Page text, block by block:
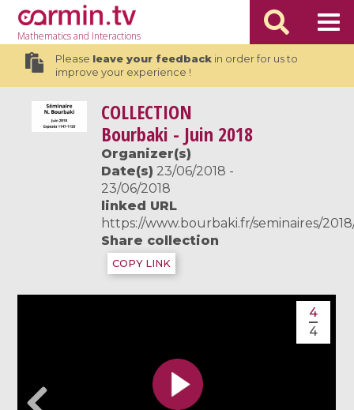
Mathematicsand Interactions
Please leave your feedbackin order for us to
improve your experience !
COLLECTION
Bourbaki - Juin 2018
Organizer(s)
Date(s) 23/06/2018 -
23/06/2018
linked URL
https://www.bourbaki.fr/seminaires/
Share collection
COPY LINK
4
4